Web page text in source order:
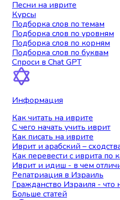
Песни на иврите
Курсы
Подборка слов по темам
Подборка слов по уровням
Подборка слов по корням
Подборка слов по буквам
Спроси в Chat GPT
Информация
Как читать на иврите
С чего начать учить иврит
Как писать на иврите
Иврит и арабский –
Как перевести с иврита по
Иврит и идиш - в чем
Репатриация в Израиль
Гражданство Израиля - что
Больше статей